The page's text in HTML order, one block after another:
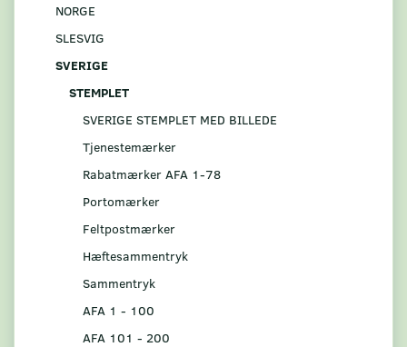
NORGE
SLESVIG
SVERIGE
STEMPLET
SVERIGE STEMPLET MED BILLEDE
Tjenestemærker
Rabatmærker AFA 1-78
Portomærker
Feltpostmærker
Hæftesammentryk
Sammentryk
AFA 1 - 100
AFA 101 - 200